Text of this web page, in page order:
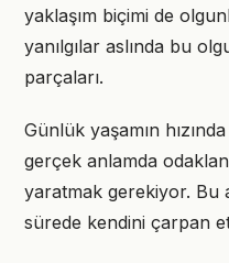
yaklaşım biçimi de
yanılgılar aslında bu
parçaları.
Günlük yaşamın
gerçek anlamda
yaratmak gerekiyor. Bu
sürede kendini çarpan